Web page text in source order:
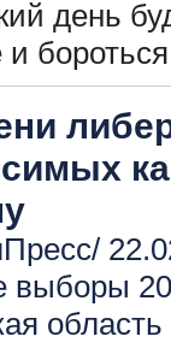
день
и
выборы
область